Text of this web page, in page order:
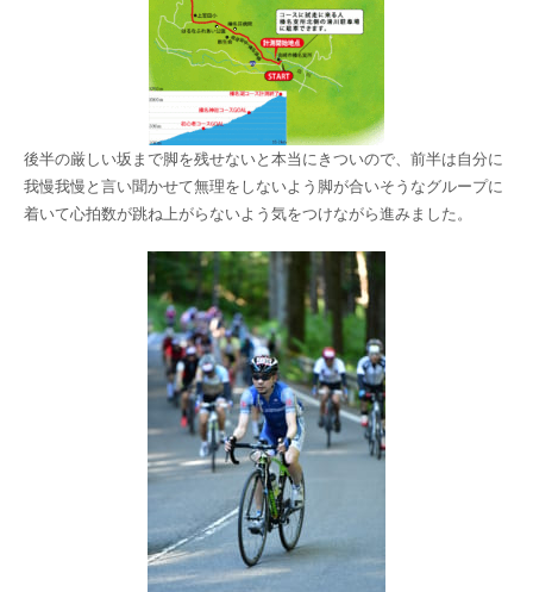
後半の厳しい坂まで脚を残せないと本当にきついので、前半は自分に
我慢我慢と言い聞かせて無理をしないよう脚が合いそうなグループに
着いて心拍数が跳ね上がらないよう気をつけながら進みました。